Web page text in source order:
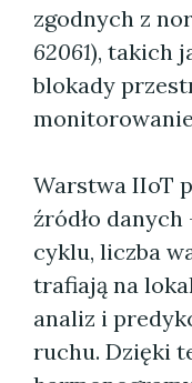
zgodnych z
62061), takich
blokady
Warstwa IIoT
źródło danych
cyklu, liczba
trafiają na
analiz i
ruchu. Dzięki